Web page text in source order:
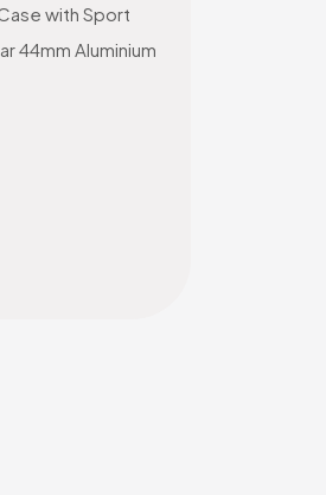
with Sport
44mm Aluminium